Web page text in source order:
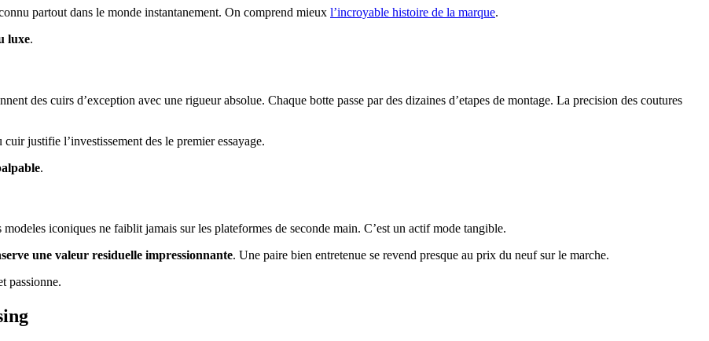
partout dans le monde instantanement. On comprend mieux l’incroyable histoire de la marque.
luxe.
des cuirs d’exception avec une rigueur absolue. Chaque botte passe par des dizaines d’etapes de montage. La precision des coutures
justifie l’investissement des le premier essayage.
.
modeles iconiques ne faiblit jamais sur les plateformes de seconde main. C’est un actif mode tangible.
une valeur residuelle impressionnante. Une paire bien entretenue se revend presque au prix du neuf sur le marche.
passionne.